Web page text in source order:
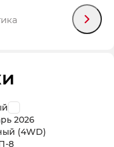
2026
(4WD)
8